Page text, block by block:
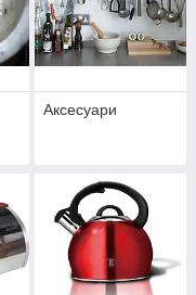
Аксесуари